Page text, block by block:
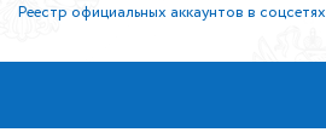
Реестр официальных аккаунтов в соцсетях